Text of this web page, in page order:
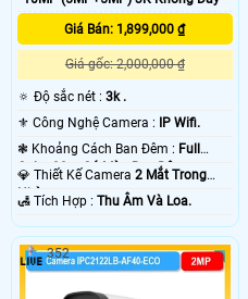
Giá Bán: 1,899,000 ₫
Giá gốc: 2,000,000 ₫
🔅 Độ sắc nét : 3k .
⚜️ Công Nghệ Camera :
IP Wifi.
❃ Khoảng Cách Ban Đêm : Full
Color 30m Có Màu Ban Ðêm.
💎 Thiết Kế Camera 2 Mắt Trong
Nhà.
️🛃 Tích Hợp : Thu Âm Và Loa.
352